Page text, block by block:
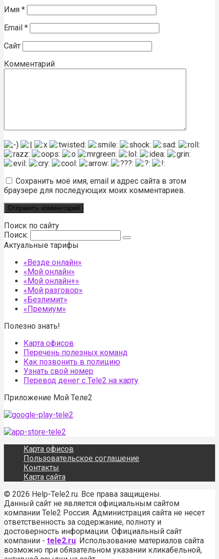
Имя *
Email *
Сайт
Комментарий
Сохранить моё имя, email и адрес сайта в этом
браузере для последующих моих комментариев.
Поиск по сайту
Поиск:
Актуальные тарифы
«Везде онлайн»
«Мой онлайн»
«Мой онлайн+»
«Мой разговор»
«Безлимит»
«Премиум»
Полезно знать!
Карта офисов
Перечень полезных команд
Как позвонить в полицию
Узнать свой номер
Перевод денег с Tele2 на карту
Приложение Мой Теле2
Карта офисов
Пользовательское соглашение
Контакты
Карта сайта
© 2026 Help-Tele2.ru. Все права защищены.
Данный сайт не является официальным сайтом
компании Tele2 Россия. Администрация сайта не несет
ответственность за содержание, полноту и
достоверность информации. Официальный сайт
компании - tele2.ru. Использование материалов сайта
возможно при обязательном указании кликабельной,